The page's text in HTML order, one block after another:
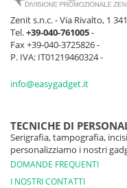
Zenit s.n.c. - Via Rivalto, 1
Tel.+39-040-761005-
Fax +39-040-3725826 -
P. IVA: IT01219460324 -
info@easygadget.it
TECNICHE DI
Serigrafia, tampografia,
personalizziamo i nostri
DOMANDE FREQUENTI
I NOSTRI CONTATTI